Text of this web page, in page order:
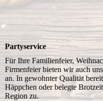
Partyservice
Für Ihre Familienfeier,
Firmenfeier bieten wir auch
an. In gewohnter Qualität
Häppchen oder belegte
Region zu.